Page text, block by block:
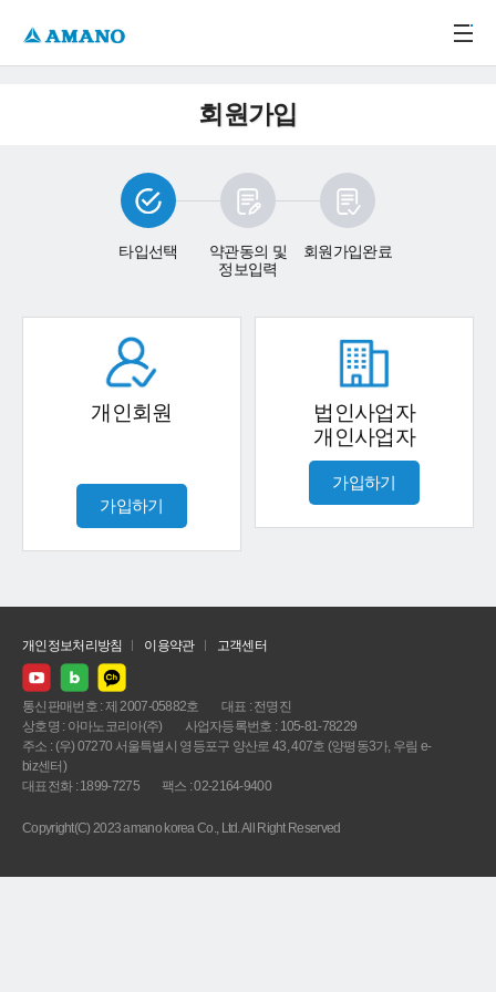
회원가입
타입선택
약관동의 및
정보입력
회원가입완료
개인회원
가입하기
법인사업자
개인사업자
가입하기
개인정보처리방침 이용약관 고객센터
통신판매번호 : 제 2007-05882호
대표 : 전명진
상호명 : 아마노코리아(주)
사업자등록번호 : 105-81-78229
주소 : (우) 07270 서울특별시 영등포구 양산로 43, 407호 (양평동3가, 우림 e-
biz센터)
대표전화 : 1899-7275
팩스 : 02-2164-9400
Copyright(C) 2023 amano korea Co., Ltd. All Right Reserved